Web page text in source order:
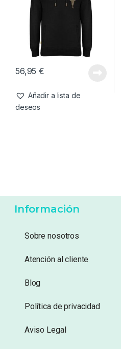
26,95
Añadir a lista de
deseos
Ropa,Sudaderas
Kumu Sudadera Make Your
56,95€
deseos
Información